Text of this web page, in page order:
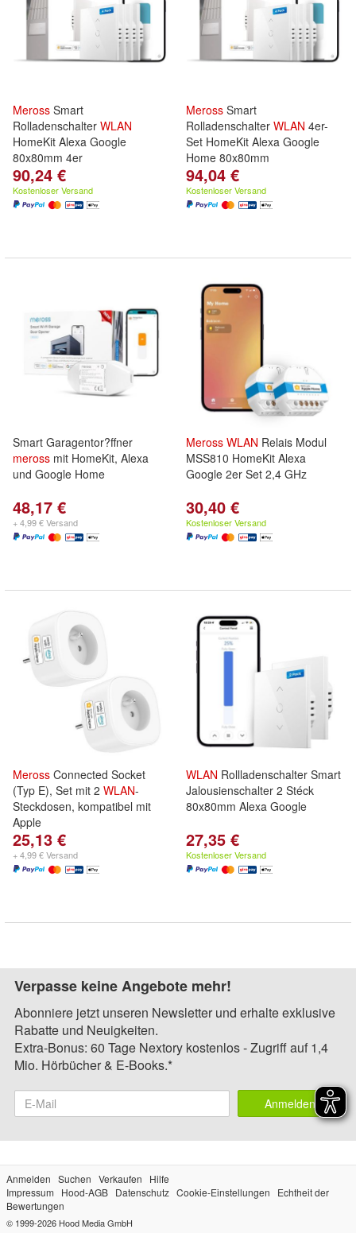
Meross Smart
Rolladenschalter WLAN
HomeKit Alexa Google
80x80mm 4er
90,24 €
Kostenloser Versand
Meross Smart
Rolladenschalter WLAN 4er-
Set HomeKit Alexa Google
Home 80x80mm
94,04 €
Kostenloser Versand
Smart Garagentor?ffner
meross mit HomeKit, Alexa
und Google Home
48,17 €
+ 4,99 € Versand
Meross WLAN Relais Modul
MSS810 HomeKit Alexa
Google 2er Set 2,4 GHz
30,40 €
Kostenloser Versand
Meross Connected Socket
(Typ E), Set mit 2 WLAN-
Steckdosen, kompatibel mit
Apple
25,13 €
+ 4,99 € Versand
WLAN Rollladenschalter Smart
Jalousienschalter 2 Stéck
80x80mm Alexa Google
27,35 €
Kostenloser Versand
Verpasse keine Angebote mehr!
Abonniere jetzt unseren Newsletter und erhalte exklusive
Rabatte und Neuigkeiten.
Extra-Bonus: 60 Tage Nextory kostenlos - Zugriff auf 1,4
Mio. Hörbücher & E-Books.*
Anmelden
Anmelden Suchen Verkaufen
Hilfe
Impressum
Hood-AGB Datenschutz Cookie-Einstellungen
Echtheit der
Bewertungen
© 1999-2026 Hood Media GmbH